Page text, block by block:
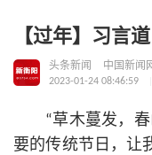
【过年】习言
头条新闻
中国新闻
2023-01-24 08:46:59
“草木蔓发，
要的传统节日，让